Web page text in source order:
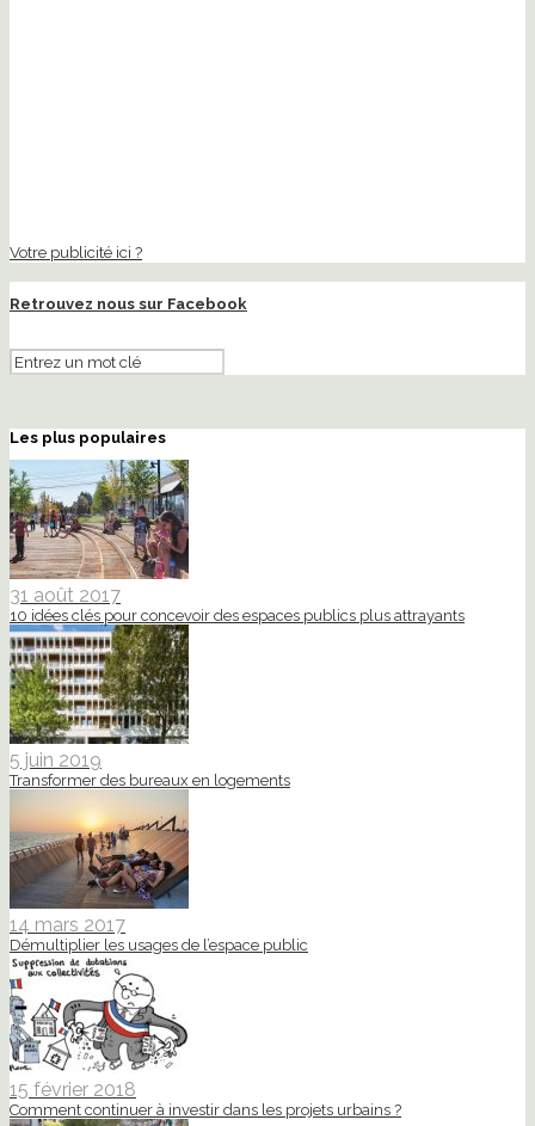
Votre publicité ici ?
Retrouvez nous sur Facebook
Les plus populaires
31 août 2017
10 idées clés pour concevoir des espaces publics plus attrayants
5 juin 2019
Transformer des bureaux en logements
14 mars 2017
Démultiplier les usages de l’espace public
15 février 2018
Comment continuer à investir dans les projets urbains ?